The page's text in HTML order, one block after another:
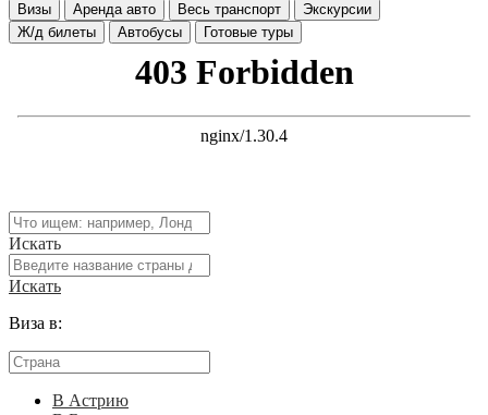
Визы
Аренда авто Весь транспорт
Экскурсии
Ж/д билеты
Автобусы Готовые туры
Искать
Искать
Виза в:
В Астрию